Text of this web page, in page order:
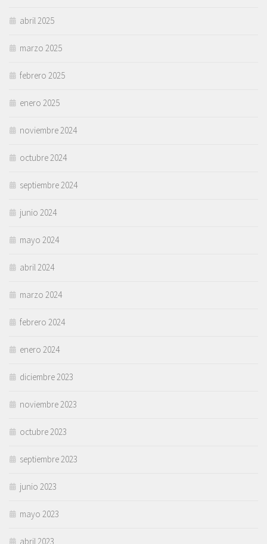
abril 2025
marzo 2025
febrero 2025
enero 2025
noviembre 2024
octubre 2024
septiembre 2024
junio 2024
mayo 2024
abril 2024
marzo 2024
febrero 2024
enero 2024
diciembre 2023
noviembre 2023
octubre 2023
septiembre 2023
junio 2023
mayo 2023
abril 2023